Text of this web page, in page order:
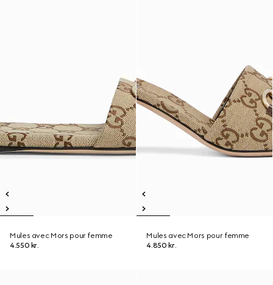
Mules avec Mors pour femme
4.550 kr.
Mules avec Mors pour femme
4.850 kr.